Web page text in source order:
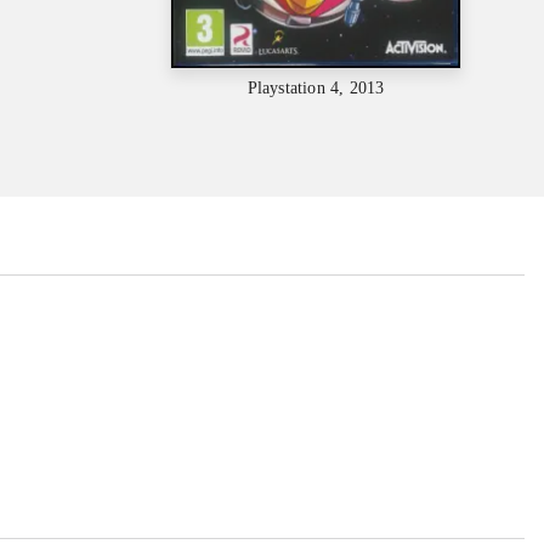
Playstation 4, 2013